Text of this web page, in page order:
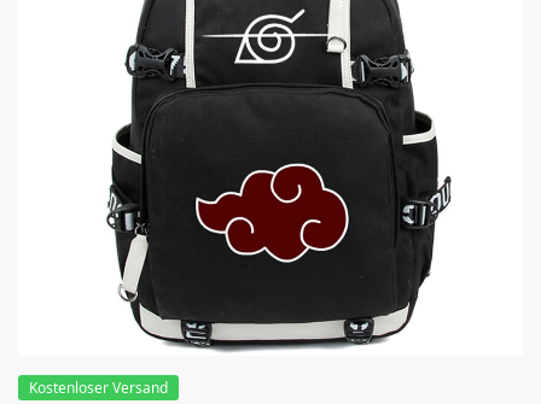
Kostenloser Versand